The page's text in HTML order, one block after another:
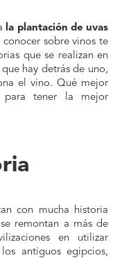
la plantación de uvas
sobre vinos te
que se realizan en
hay detrás de uno,
el vino. Qué mejor
para tener la mejor
con mucha historia
remontan a más de
en utilizar
antiguos egipcios,